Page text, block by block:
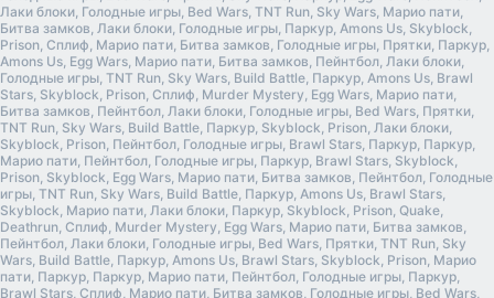
Лаки блоки, Голодные игры, Bed Wars, TNT Run, Sky Wars, Марио пати,
Битва замков, Лаки блоки, Голодные игры, Паркур, Amons Us, Skyblock,
Prison, Сплиф, Марио пати, Битва замков, Голодные игры, Прятки, Паркур,
Amons Us, Egg Wars, Марио пати, Битва замков, Пейнтбол, Лаки блоки,
Голодные игры, TNT Run, Sky Wars, Build Battle, Паркур, Amons Us, Brawl
Stars, Skyblock, Prison, Сплиф, Murder Mystery, Egg Wars, Марио пати,
Битва замков, Пейнтбол, Лаки блоки, Голодные игры, Bed Wars, Прятки,
TNT Run, Sky Wars, Build Battle, Паркур, Skyblock, Prison, Лаки блоки,
Skyblock, Prison, Пейнтбол, Голодные игры, Brawl Stars, Паркур, Паркур,
Марио пати, Пейнтбол, Голодные игры, Паркур, Brawl Stars, Skyblock,
Prison, Skyblock, Egg Wars, Марио пати, Битва замков, Пейнтбол, Голодные
игры, TNT Run, Sky Wars, Build Battle, Паркур, Amons Us, Brawl Stars,
Skyblock, Марио пати, Лаки блоки, Паркур, Skyblock, Prison, Quake,
Deathrun, Сплиф, Murder Mystery, Egg Wars, Марио пати, Битва замков,
Пейнтбол, Лаки блоки, Голодные игры, Bed Wars, Прятки, TNT Run, Sky
Wars, Build Battle, Паркур, Amons Us, Brawl Stars, Skyblock, Prison, Марио
пати, Паркур, Паркур, Марио пати, Пейнтбол, Голодные игры, Паркур,
Brawl Stars, Сплиф, Марио пати, Битва замков, Голодные игры, Bed Wars,